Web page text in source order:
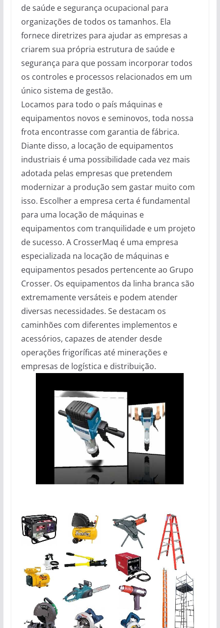
de saúde e segurança ocupacional para
organizações de todos os tamanhos. Ela
fornece diretrizes para ajudar as empresas a
criarem sua própria estrutura de saúde e
segurança para que possam incorporar todos
os controles e processos relacionados em um
único sistema de gestão.
Locamos para todo o país máquinas e
equipamentos novos e seminovos, toda nossa
frota encontrasse com garantia de fábrica.
Diante disso, a locação de equipamentos
industriais é uma possibilidade cada vez mais
adotada pelas empresas que pretendem
modernizar a produção sem gastar muito com
isso. Escolher a empresa certa é fundamental
para uma locação de máquinas e
equipamentos com tranquilidade e um projeto
de sucesso. A CrosserMaq é uma empresa
especializada na locação de máquinas e
equipamentos pesados pertencente ao Grupo
Crosser. Os equipamentos da linha branca são
extremamente versáteis e podem atender
diversas necessidades. Se destacam os
caminhões com diferentes implementos e
acessórios, capazes de atender desde
operações frigoríficas até minerações e
empresas de logística e distribuição.